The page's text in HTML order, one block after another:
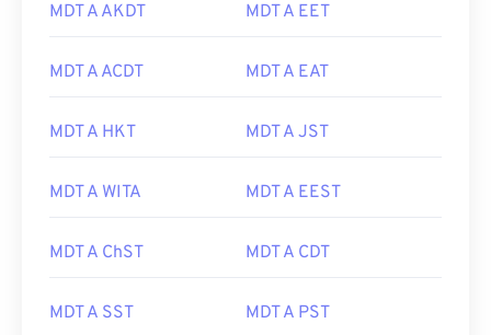
MDT A AKDT MDT A EET
MDT A ACDT MDT A EAT
MDT A HKT MDT A JST
MDT A WITA MDT A EEST
MDT A ChST MDT A CDT
MDT A SST MDT A PST